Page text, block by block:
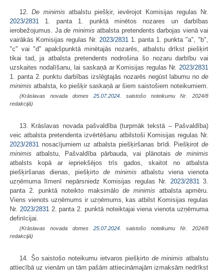
12.De minimis atbalstu piešķir, ievērojot Komisijas regulas Nr.
2023/2831 1. panta 1. punktā minētos nozares un darbības
ierobežojumus. Ja de minimis atbalsta pretendents darbojas vienā vai
vairākās Komisijas regulas Nr. 2023/28311. panta 1. punkta "a", "b",
"c" vai "d" apakšpunktā minētajās nozarēs, atbalstu drīkst piešķirt
tikai tad, ja atbalsta pretendents nodrošina šo nozaru darbību vai
uzskaites nodalīšanu, lai saskaņā ar Komisijas regulas Nr. 2023/2831
1. panta 2. punktu darbības izslēgtajās nozarēs negūst labumu no de
minimis atbalsta, ko piešķir saskaņā ar šiem saistošiem noteikumiem.
(Krāslavas novada domes 25.07.2024.
saistošo noteikumu Nr. 2024/8
redakcijā)
13. Krāslavas novada pašvaldība (turpmāk tekstā – Pašvaldība)
veic atbalsta pretendenta izvērtēšanu atbilstoši Komisijas regulas Nr.
2023/2831 nosacījumiem uz atbalsta piešķiršanas brīdi. Piešķirot de
minimis atbalstu, Pašvaldība pārbauda, vai plānotais de minimis
atbalsts kopā ar iepriekšējos trīs gados, skaitot no atbalsta
piešķiršanas dienas, piešķirtode minimis atbalstu viena vienota
uzņēmuma līmenī nepārsniedz Komisijas regulas Nr. 2023/28313.
panta 2. punktā noteikto maksimālo de minimis atbalsta apmēru.
Viens vienots uzņēmums ir uzņēmums, kas atbilst Komisijas regulas
Nr. 2023/28312. panta 2. punktā noteiktajai viena vienota uzņēmuma
definīcijai.
(Krāslavas novada domes 25.07.2024.
saistošo noteikumu Nr. 2024/8
redakcijā)
14. Šo saistošo noteikumu ietvaros piešķirto de minimis atbalstu
attiecībā uz vienām un tām pašām attiecināmajām izmaksām nedrīkst